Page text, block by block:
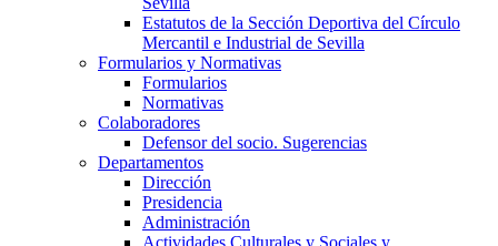
Estatutos de la Sección Deportiva del Círculo
Mercantil e Industrial de Sevilla
Formularios y Normativas
Formularios
Normativas
Colaboradores
Defensor del socio. Sugerencias
Departamentos
Dirección
Presidencia
Administración
Actividades Culturales y Sociales y